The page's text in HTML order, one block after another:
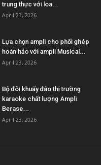
trung thực với loa...
April 23, 2026
Lựa chọn ampli cho phối ghép
hoàn hảo với ampli Musical...
April 23, 2026
Bộ đôi khuấy đảo thị trường
karaoke chất lượng Ampli
Berase...
April 23, 2026